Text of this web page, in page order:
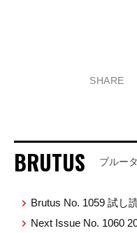
SHARE
BRUTUS ブルー
Brutus No. 1059 試し
Next Issue No. 1060